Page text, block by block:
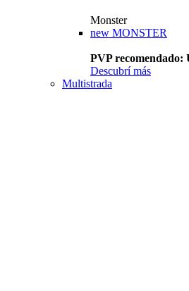
Monster
new MONSTER
PVP recomendado:
Descubrí más
Multistrada